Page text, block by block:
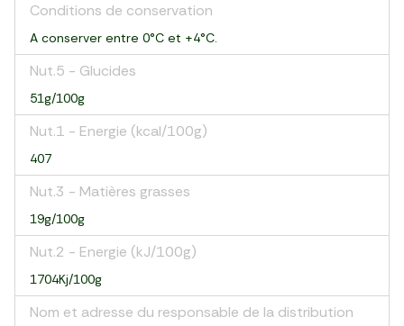
Conditions de conservation
A conserver entre 0°C et +4°C.
Nut.5 - Glucides
51g/100g
Nut.1 - Energie (kcal/100g)
407
Nut.3 - Matières grasses
19g/100g
Nut.2 - Energie (kJ/100g)
1704Kj/100g
Nom et adresse du responsable de la distribution